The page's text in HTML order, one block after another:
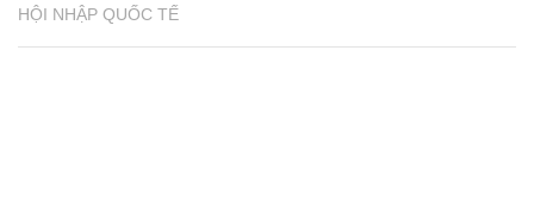
HỘI NHẬP QUỐC TẾ